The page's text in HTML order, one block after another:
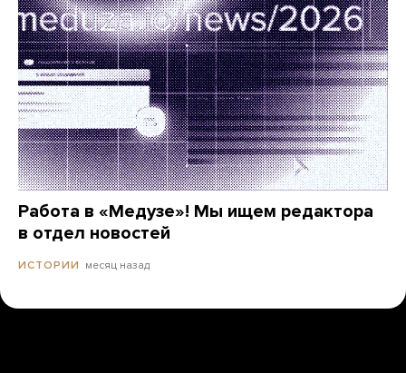
Работа в «Медузе»! Мы ищем редактора
в отдел новостей
ИСТОРИИ месяц назад